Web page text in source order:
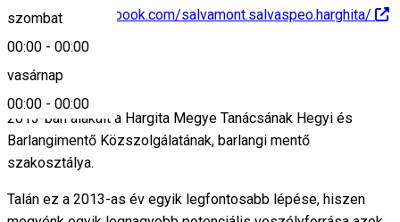
szombat
00:00 - 00:00
vasárnap
00:00 - 00:00
https://www.facebook.com/salvamont.salvaspeo.harghita/
2013-ban alakult a Hargita Megye Tanácsának Hegyi és
Barlangimentő Közszolgálatának, barlangi mentő
szakosztálya.
Talán ez a 2013-as év egyik legfontosabb lépése, hiszen